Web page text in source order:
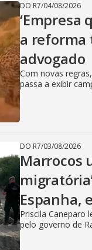
DO R7/04/08/2026
‘Empresa
a reforma
advogado
Com novas
passa a exibir
DO R7/03/08/2026
Marrocos
Espanha,
Priscila Caneparo
pelo governo de